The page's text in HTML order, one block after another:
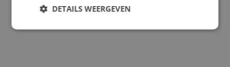
DETAILS WEERGEVEN